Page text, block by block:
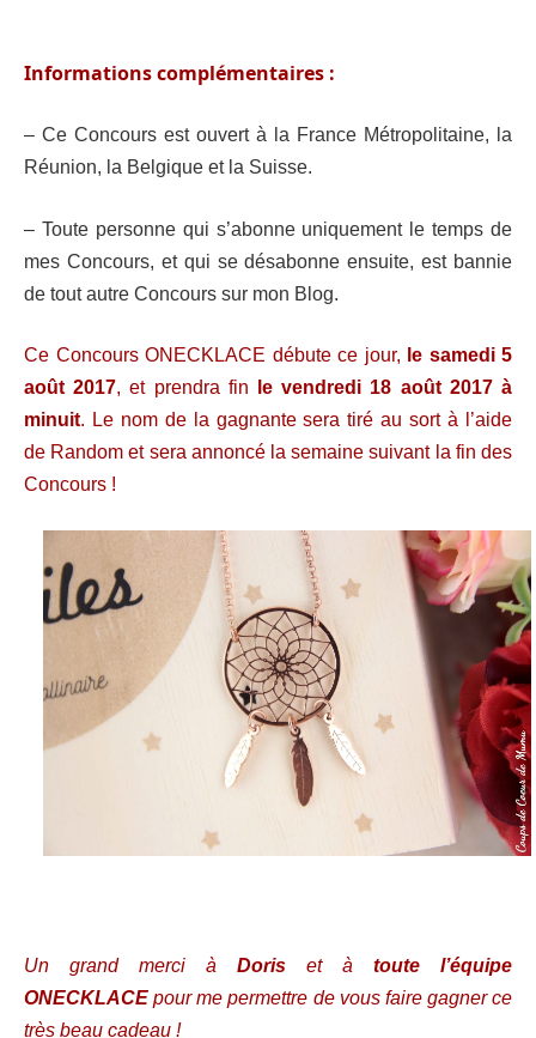
Informations complémentaires :
– Ce Concours est ouvert à la France Métropolitaine,
la
Réunion, la Belgique et la Suisse.
– Toute personne qui s’abonne uniquement le temps de
mes Concours, et qui se désabonne ensuite, est bannie
de tout autre Concours sur mon Blog.
Ce Concours ONECKLACE débute ce jour, le samedi 5
août 2017, et prendra fin
le vendredi 18 août 2017 à
minuit. Le nom de la gagnante sera tiré au sort à l’aide
de Random et sera annoncé la semaine suivant la fin des
Concours !
Un grand merci à Doris et à toute l’équipe
ONECKLACE pour me permettre de vous faire gagner ce
très beau cadeau !